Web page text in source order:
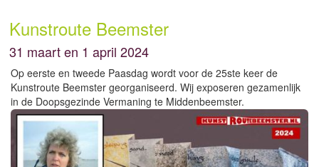
Kunstroute Beemster
31 maart en 1 april 2024
Op eerste en tweede Paasdag wordt voor de 25ste keer de
Kunstroute Beemster georganiseerd. Wij exposeren gezamenlijk
in de Doopsgezinde Vermaning te Middenbeemster.